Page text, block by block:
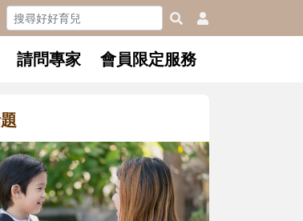
請問專家 會員限定服務
孩子一起長大的那個男人│讀
父親的不同模樣